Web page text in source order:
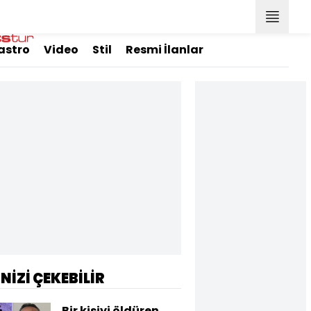
Video Stil Resmi İlanlar
ÇEKEBİLİR